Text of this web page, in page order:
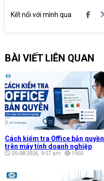
Kết nối với mình qua
BÀI VIẾT LIÊN QUAN
Cách kiểm tra Office bản quyền
trên máy tính doanh nghiệp
05-08-2026, 9:57 am 1950